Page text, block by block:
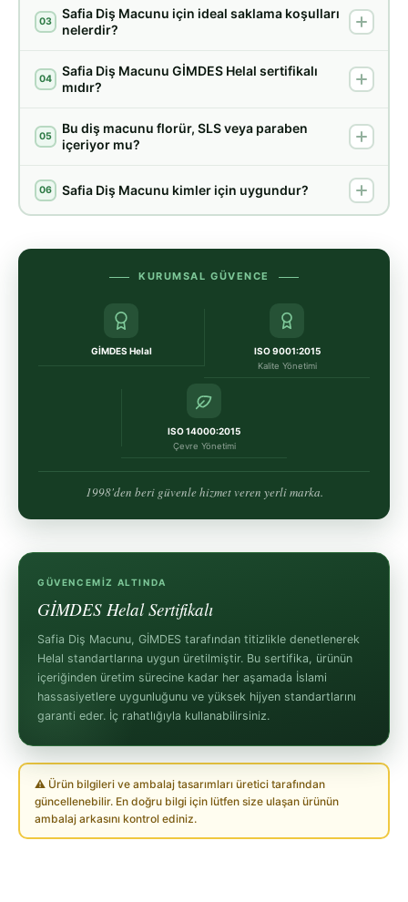
03
Safia Diş Macunu için ideal saklama koşulları
nelerdir?
04
Safia Diş Macunu GİMDES Helal sertifikalı
mıdır?
05
Bu diş macunu florür, SLS veya paraben
içeriyor mu?
06 Safia Diş Macunu kimler için uygundur?
KURUMSAL GÜVENCE
GİMDES Helal ISO 9001:2015
Kalite Yönetimi
ISO 14000:2015
Çevre Yönetimi
1998'den beri güvenle hizmet veren yerli marka.
GÜVENCEMIZ ALTINDA
GİMDES Helal Sertifikalı
Safia Diş Macunu, GİMDES tarafından titizlikle denetlenerek
Helal standartlarına uygun üretilmiştir. Bu sertifika, ürünün
içeriğinden üretim sürecine kadar her aşamada İslami
hassasiyetlere uygunluğunu ve yüksek hijyen standartlarını
garanti eder. İç rahatlığıyla kullanabilirsiniz.
⚠ Ürün bilgileri ve ambalaj tasarımları üretici tarafından
güncellenebilir. En doğru bilgi için lütfen size ulaşan ürünün
ambalaj arkasını kontrol ediniz.